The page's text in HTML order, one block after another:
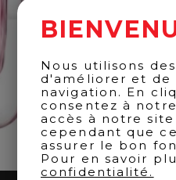
Nous utilisons
d'améliorer et de
navigation. En
consentez à
accès à notre
cependant que
assurer le bon
Pour en savoir
confidentialité.